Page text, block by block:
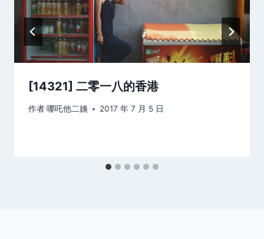
[14321] 二零一八的香港
作者哪吒他二姨 2017 年 7 月 5 日